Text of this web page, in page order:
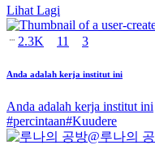
Lihat Lagi
2.3K 11 3
Anda adalah kerja institut ini
Anda adalah kerja institut ini
#percintaan#Kuudere
@루나의